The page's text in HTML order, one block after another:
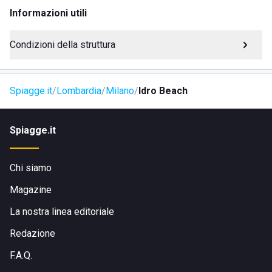
SERVIZI
Cabine
Doccia calda
Spiaggia accessibile a disabili
Bar
Infermeria
Si brinda e si mangia con vista lago.
DOVE SI TROVA
Informazioni utili
Condizioni della struttura
Spiagge.it Lombardia Milano Idro Beach
Spiagge.it
Chi siamo
Magazine
La nostra linea editoriale
Redazione
F.A.Q.